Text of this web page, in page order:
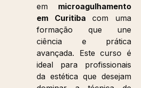
em microagulhamento
em Curitiba com uma
formação que une
ciência e prática
avançada. Este curso é
ideal para profissionais
da estética que desejam